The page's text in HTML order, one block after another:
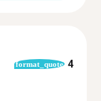
format_quote 4